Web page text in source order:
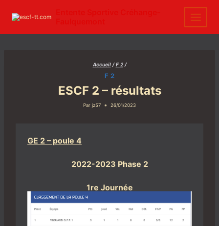
contenu
Accueil / F 2 /
F 2
ESCF 2 – résultats
Par jz57 26/01/2023
GE 2 – poule 4
2022-2023 Phase 2
1re Journée